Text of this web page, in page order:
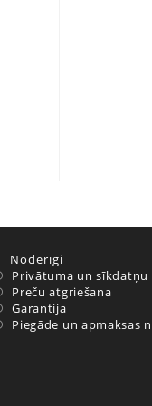
Noderīgi
Privātuma un
Preču atgriešana
Garantija
Piegāde un apmaksas